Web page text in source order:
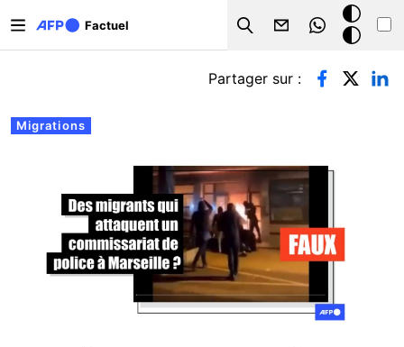
Factuel
Search
Mode
sombre
Onglets principaux
Migrations
Partager sur :